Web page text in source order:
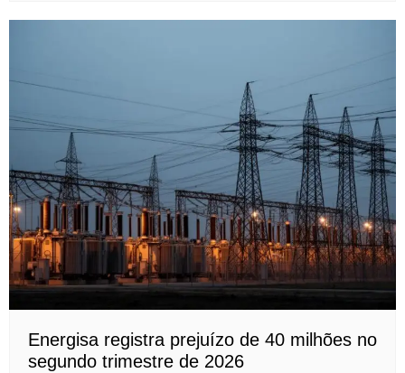
Energisa registra prejuízo de 40 milhões no
segundo trimestre de 2026